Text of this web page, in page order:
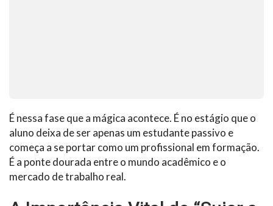
É nessa fase que a mágica acontece. É no estágio que o
aluno deixa de ser apenas um estudante passivo e
começa a se portar como um profissional em formação.
É a ponte dourada entre o mundo acadêmico e o
mercado de trabalho real.